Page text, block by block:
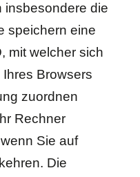
insbesondere die
speichern eine
mit welcher sich
Browsers
zuordnen
Rechner
Sie auf
Die